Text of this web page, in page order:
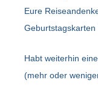
Eure
Geburtstagskarten
Habt weiterhin
(mehr oder